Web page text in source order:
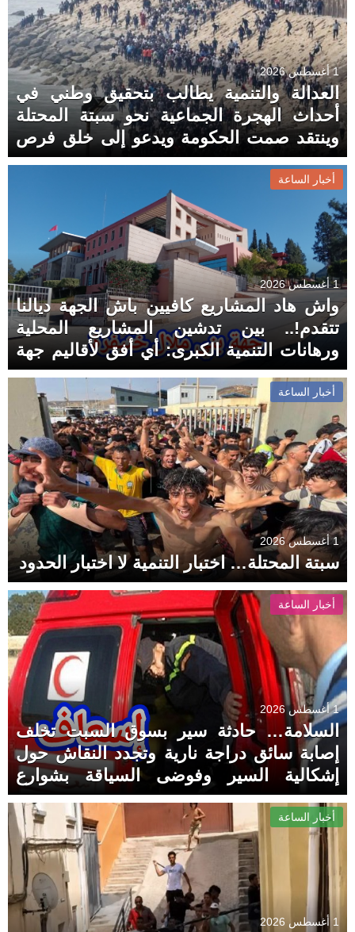
1 أغسطس 2026
العدالة والتنمية يطالب بتحقيق وطني في
أحداث الهجرة الجماعية نحو سبتة المحتلة
وينتقد صمت الحكومة ويدعو إلى خلق فرص
الشغل للشباب!
أخبار الساعة
1 أغسطس 2026
واش هاد المشاريع كافيين باش الجهة ديالنا
تتقدم!.. بين تدشين المشاريع المحلية
ورهانات التنمية الكبرى: أي أفق لأقاليم جهة
بني ملال خنيفرة؟
أخبار الساعة
1 أغسطس 2026
سبتة المحتلة… اختبار التنمية لا اختبار الحدود
أخبار الساعة
1 أغسطس 2026
السلامة… حادثة سير بسوق السبت تخلف
إصابة سائق دراجة نارية وتجدد النقاش حول
إشكالية السير وفوضى السياقة بشوارع
المدينة
أخبار الساعة
1 أغسطس 2026